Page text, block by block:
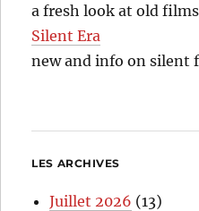
a fresh look at old films
Silent Era
new and info on silent
LES ARCHIVES
Juillet 2026 (13)